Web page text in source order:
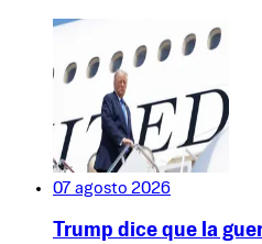
07 agosto 2026
Trump dice que la